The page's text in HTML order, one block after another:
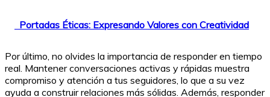
Portadas Éticas: Expresando Valores con Creatividad
Por último, no olvides la importancia de responder en tiempo
real. Mantener conversaciones activas y rápidas muestra
compromiso y atención a tus seguidores, lo que a su vez
ayuda a construir relaciones más sólidas. Además, responder